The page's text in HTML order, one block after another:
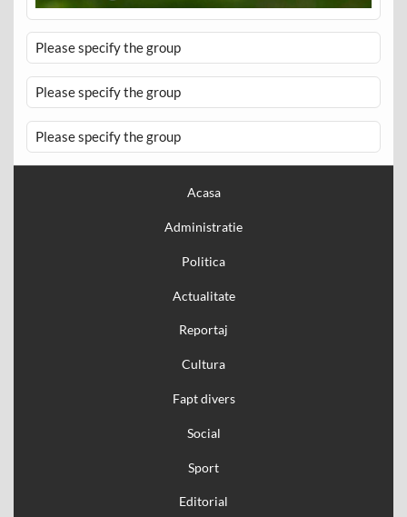
Please specify the group
Please specify the group
Please specify the group
Acasa
Administratie
Politica
Actualitate
Reportaj
Cultura
Fapt divers
Social
Sport
Editorial